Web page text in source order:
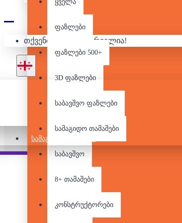
ᲡᲐᲛᲐᲒᲘᲓᲝ ᲗᲐᲛᲐᲨᲔᲑᲘ
ყველა
ფაზლები
ფაზლები 500+
3D ფაზლები
საბავშვო ფაზლები
სამაგიდო თამაშები
საბავშვო
8+ თამაშები
კონსტრუქტორები
თქვენი კალათა ცარიელია!
People Also Bought